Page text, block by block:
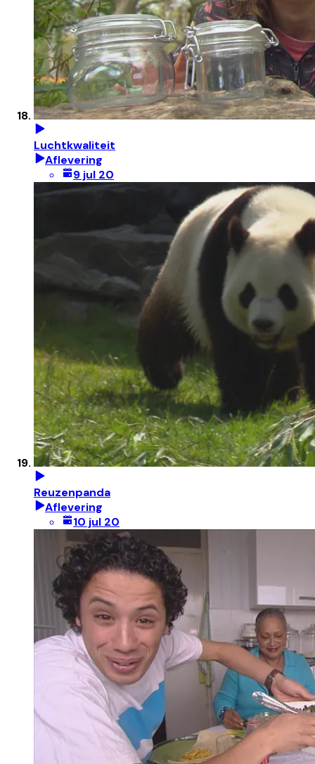
Luchtkwaliteit
Aflevering
9 jul 20
Reuzenpanda
Aflevering
10 jul 20